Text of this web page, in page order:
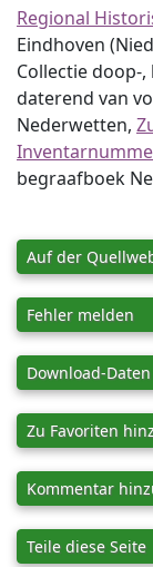
Regional
Eindhoven
Collectie doop-
daterend van
Nederwetten,
begraafboek
Auf der
Fehler melden
Download-Daten
Zu Favoriten
Kommentar
Teile diese Seite